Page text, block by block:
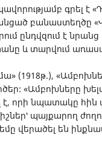
գրել է
բանաստեղծը
ընդվզում է
և տարվում
(1918թ.),
«Ամբոխները
որի նպատակը հին
պայքարող
վերածել են